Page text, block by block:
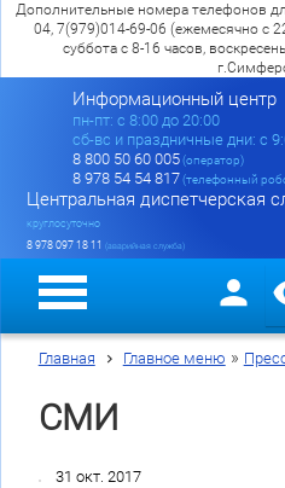
Дополнительные номера телефонов
04, 7(979)014-69-06 (ежемесячно с
суббота с 8-16 часов,
Информационный центр
пн-пт: c 8:00 до 20:00
сб-вс и праздничные дни: с
8 800 50 60 005(оператор)
8 978 54 54 817(телефонный
Центральная диспетчерская
круглосуточно
8 978 097 18 11 (аварийная служба)
Главная Главное меню »
СМИ
31 окт. 2017